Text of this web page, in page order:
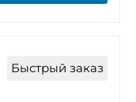
Быстрый заказ